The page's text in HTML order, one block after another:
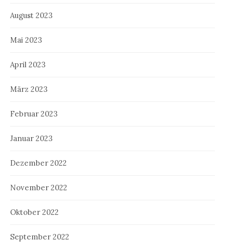
August 2023
Mai 2023
April 2023
März 2023
Februar 2023
Januar 2023
Dezember 2022
November 2022
Oktober 2022
September 2022